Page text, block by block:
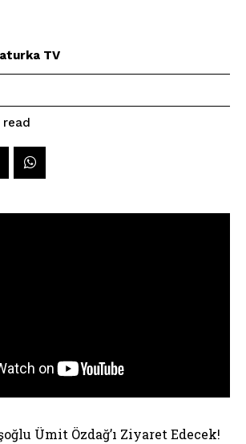
TV
read
Ümit Özdağ’ı Ziyaret Edecek!